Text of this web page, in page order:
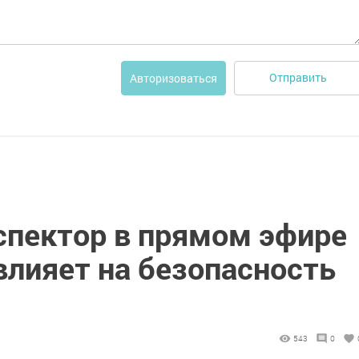
Авторизоваться Отправить
в прямом эфире
на безопасность
543 0